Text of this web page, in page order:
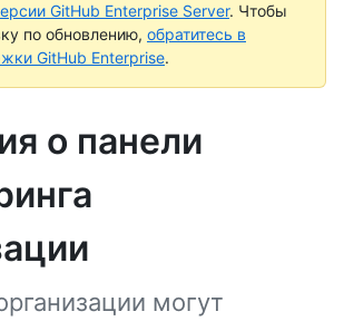
GitHub Enterprise Server. Чтобы
по обновлению, обратитесь в
GitHub Enterprise.
о панели
могут